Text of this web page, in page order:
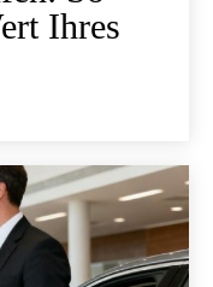
Ihres